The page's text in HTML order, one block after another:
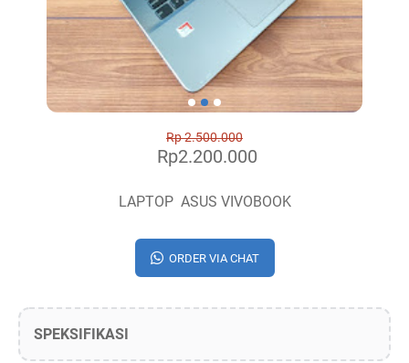
Rp 2.500.000
Rp2.200.000
LAPTOP ASUS VIVOBOOK
ORDER VIA CHAT
SPEKSIFIKASI